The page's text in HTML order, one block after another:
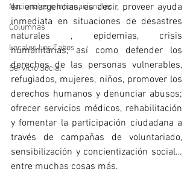
Nacionales e Internacionales
Columnas
Locales Los Cabos
Servicio Social
en emergencias, es decir, proveer ayuda
inmediata en situaciones de desastres
naturales , epidemias, crisis
humanitarias; así como defender los
derechos de las personas vulnerables,
refugiados, mujeres, niños, promover los
derechos humanos y denunciar abusos;
ofrecer servicios médicos, rehabilitación
y fomentar la participación ciudadana a
través de campañas de voluntariado,
sensibilización y concientización social…
entre muchas cosas más.